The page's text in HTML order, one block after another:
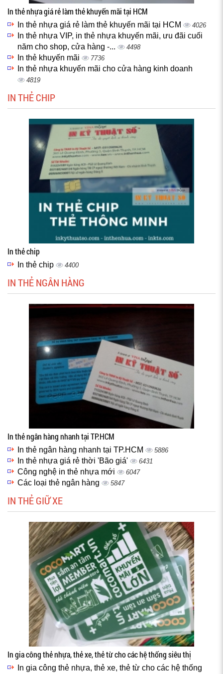
In thẻ nhựa giá rẻ làm thẻ khuyến mãi tại HCM
In thẻ nhựa giá rẻ làm thẻ khuyến mãi tại HCM 4026
In thẻ nhựa VIP, in thẻ nhựa khuyến mãi, ưu đãi cuối
năm cho shop, cửa hàng -...
4498
In thẻ khuyến mãi 7736
In thẻ nhựa khuyến mãi cho cửa hàng kinh doanh
4819
IN THẺ CHIP
In thẻ chip
In thẻ chip 4400
IN THẺ NGÂN HÀNG
In thẻ ngân hàng nhanh tại TP.HCM
In thẻ ngân hàng nhanh tại TP.HCM 5886
In thẻ nhựa giá rẻ thời 'Bão giá' 6431
Công nghệ in thẻ nhựa mới 6047
Các loại thẻ ngân hàng 5847
IN THẺ GIỮ XE
In gia công thẻ nhựa, thẻ xe, thẻ từ cho các hệ thống siêu thị
In gia công thẻ nhựa, thẻ xe, thẻ từ cho các hệ thống